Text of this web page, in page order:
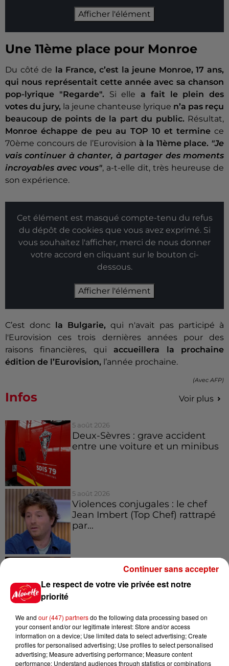
Afficher l'élément
Une 11ème place pour Monroe
Du côté de
la France, c’est la jeune Monroe, 17 ans,
qui nous représentait cette année avec sa chanson
pop-lyrique "Regarde". Si elle a fait le plein des
votes du jury, la jeune chanteuse lyrique n’a pas reçu
beaucoup de points de la part du public. Résultat,
Monroe échappe de peu au TOP 10 et terminece
70ème concours de l’Eurovision à la 11ème place. "Je
vais continuer à chanter, à partager des moments
incroyables avec vous", a-t-elle dit, très heureuse de
son expérience.
Cet élément est masqué compte-tenu du refus
du dépôt de cookies que vous avez exprimé. Si
vous souhaitez l'afficher, merci de nous donner
votre accord en cliquant sur le bouton ci-
dessous.
Afficher l'élément
C’est donc la Bulgarie, qui n'avait pas participé à
l'Eurovision ces trois dernières années pour des
raisons financières, quiaccueillera la prochaine
édition de l’Eurovision, l’année prochaine.
(Avec AFP)
Infos Voir plus
5 août 2026
Deux-Sèvres : grave accident
entre une voiture et un minibus
5 août 2026
Violences conjugales : le chef
Jean Imbert (Top Chef) rattrapé
par...
"Attention au démarchage
abusif" : la préfecture de la
5 août 2026
À LA UNE : incendie à La
Rochelle, mégaferme de
saumons et succès...
Le respect de votre vie privée est notre
priorité
We and our (447) partnersdo the following data processing based on
your consent and/or our legitimate interest: Store and/or access
information on a device; Use limited data to select advertising; Create
profiles for personalised advertising; Use profiles to select personalised
advertising; Measure advertising performance; Measure content
performance; Understand audiences through statistics or combinations
Continuer sans accepter